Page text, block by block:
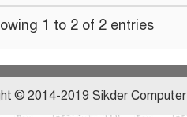
1 to 2 of 2 entries
© 2014-2019 Sikder Computer